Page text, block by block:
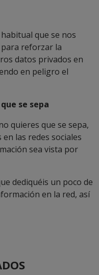
que se nos
reforzar la
datos privados en
en peligro el
se sepa
quieres que se sepa,
las redes sociales
sea vista por
dediquéis un poco de
en la red, así